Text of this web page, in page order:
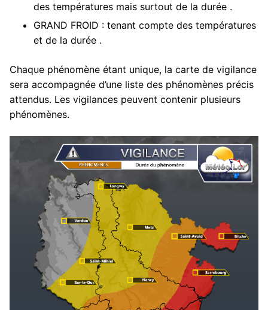
des températures mais surtout de la durée .
GRAND FROID : tenant compte des températures
et de la durée .
Chaque phénomène étant unique, la carte de vigilance
sera accompagnée d’une liste des phénomènes précis
attendus. Les vigilances peuvent contenir plusieurs
phénomènes.